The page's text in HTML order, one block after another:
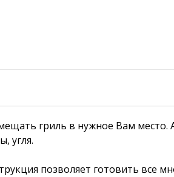
гриль в нужное Вам место.
угля.
позволяет готовить все